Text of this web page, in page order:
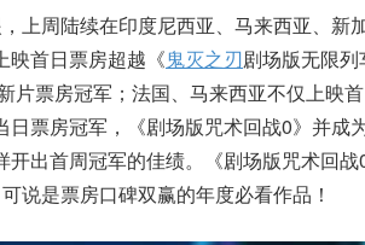
上周陆续在印度尼西亚、马来西亚、新
映首日票房超越《鬼灭之刃剧场版无限列
片票房冠军；法国、马来西亚不仅上映
日票房冠军，《剧场版咒术回战0》并成
出首周冠军的佳绩。《剧场版咒术回战
说是票房口碑双赢的年度必看作品！